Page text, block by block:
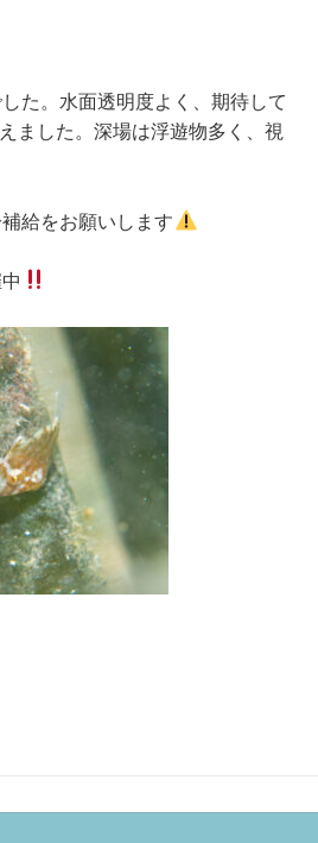
。水面透明度よく、期待して
ました。深場は浮遊物多く、視
給をお願いします